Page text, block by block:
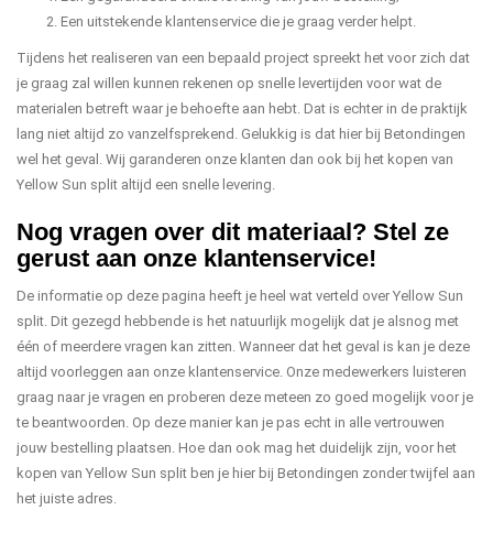
Een uitstekende klantenservice die je graag verder helpt.
Tijdens het realiseren van een bepaald project spreekt het voor zich dat
je graag zal willen kunnen rekenen op snelle levertijden voor wat de
materialen betreft waar je behoefte aan hebt. Dat is echter in de praktijk
lang niet altijd zo vanzelfsprekend. Gelukkig is dat hier bij Betondingen
wel het geval. Wij garanderen onze klanten dan ook bij het kopen van
Yellow Sun split altijd een snelle levering.
Nog vragen over dit materiaal? Stel ze
gerust aan onze klantenservice!
De informatie op deze pagina heeft je heel wat verteld over Yellow Sun
split. Dit gezegd hebbende is het natuurlijk mogelijk dat je alsnog met
één of meerdere vragen kan zitten. Wanneer dat het geval is kan je deze
altijd voorleggen aan onze klantenservice. Onze medewerkers luisteren
graag naar je vragen en proberen deze meteen zo goed mogelijk voor je
te beantwoorden. Op deze manier kan je pas echt in alle vertrouwen
jouw bestelling plaatsen. Hoe dan ook mag het duidelijk zijn, voor het
kopen van Yellow Sun split ben je hier bij Betondingen zonder twijfel aan
het juiste adres.